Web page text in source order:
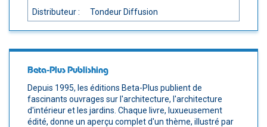
Distributeur :
Tondeur Diffusion
Beta-Plus Publishing
Depuis 1995, les éditions Beta-Plus publient de
fascinants ouvrages sur l'architecture, l'architecture
d'intérieur et les jardins. Chaque livre, luxueusement
édité, donne un aperçu complet d'un thème, illustré par